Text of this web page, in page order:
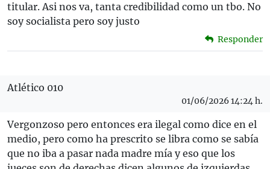
titular. Asi nos va, tanta credibilidad como un tbo. No
soy socialista pero soy justo
Responder
Atlético 010
01/06/2026 14:24 h.
Vergonzoso pero entonces era ilegal como dice en el
medio, pero como ha prescrito se libra como se sabía
que no iba a pasar nada madre mía y eso que los